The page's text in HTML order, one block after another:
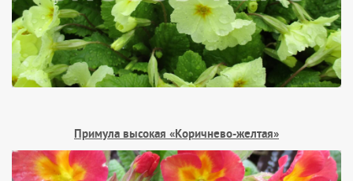
Примула высокая «Коричнево-желтая»